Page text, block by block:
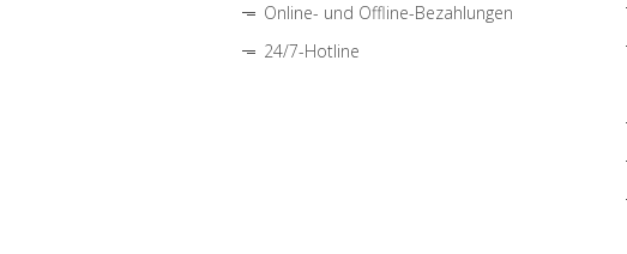
Online- und Offline-Bezahlungen
24/7-Hotline